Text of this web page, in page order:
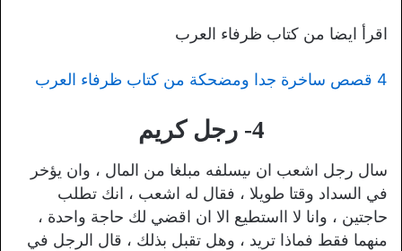
اقرأ ايضا من كتاب ظرفاء العرب
4 قصص ساخرة جدا ومضحكة من كتاب ظرفاء العرب
4- رجل كريم
سال رجل اشعب ان ىيسلفه مبلغا من المال ، وان يؤخر
في السداد وقتا طويلا ، فقال له اشعب ، انك تطلب
حاجتين ، وانا لا ااستطيع الا ان اقضي لك حاجة واحدة ،
منهما فقط فماذا تريد ، وهل تقبل بذلك ، قال الرجل في